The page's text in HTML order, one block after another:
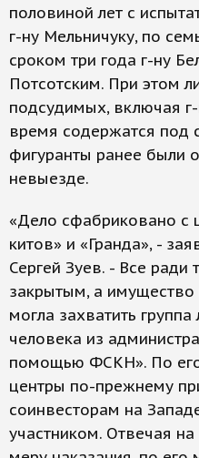
половиной лет с
г-ну Мельничуку, по
сроком три года г-ну
Потсотским. При этом
подсудимых, включая
время содержатся под
фигуранты ранее были
невыезде.
«Дело сфабриковано с
китов» и «Гранда», -
Сергей Зуев. - Все ради
закрытым, а имущество
могла захватить
человека из
помощью ФСКН». По
центры по-прежнему
соинвесторам на
участником. Отвечая